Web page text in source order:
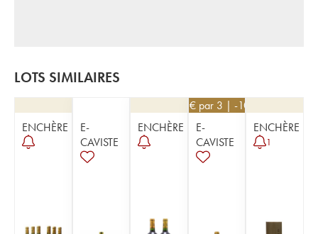
LOTS SIMILAIRES
ENCHÈRE
E-
CAVISTE
ENCHÈRE
€ par 3 | -10%
E-
CAVISTE
ENCHÈRE
1